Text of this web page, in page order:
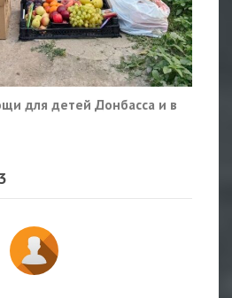
для детей Донбасса и в
3